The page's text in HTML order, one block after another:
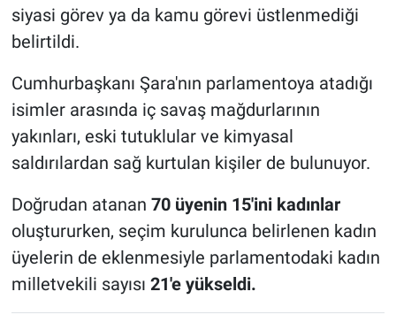
siyasi görev ya da kamu görevi üstlenmediği
belirtildi.
Cumhurbaşkanı Şara'nın parlamentoya atadığı
isimler arasında iç savaş mağdurlarının
yakınları, eski tutuklular ve kimyasal
saldırılardan sağ kurtulan kişiler de bulunuyor.
Doğrudan atanan 70 üyenin 15'ini kadınlar
oluştururken, seçim kurulunca belirlenen kadın
üyelerin de eklenmesiyle parlamentodaki kadın
milletvekili sayısı 21'e yükseldi.